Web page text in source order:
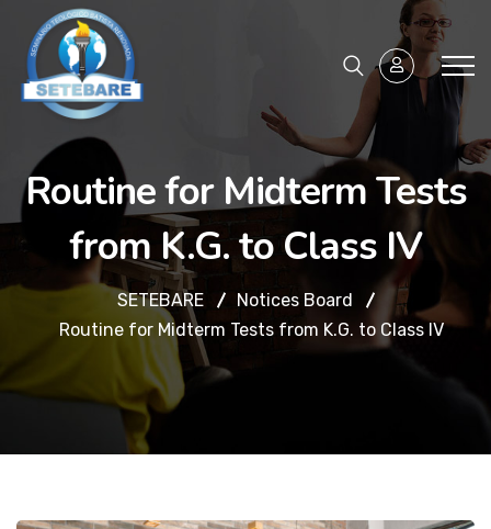
Routine for Midterm Tests
from K.G. to Class IV
SETEBARE
Notices Board
Routine for Midterm Tests from K.G. to Class IV